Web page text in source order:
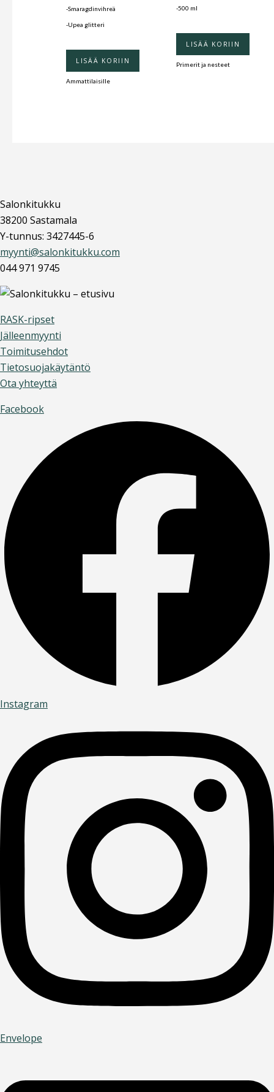
-Smaragdinvihreä
-Upea glitteri
LISÄÄ KORIIN
Ammattilaisille
-500 ml
LISÄÄ KORIIN
Primerit ja nesteet
Salonkitukku
38200 Sastamala
Y-tunnus: 3427445-6
myynti@salonkitukku.com
044 971 9745
RASK-ripset
Jälleenmyynti
Toimitusehdot
Tietosuojakäytäntö
Ota yhteyttä
Facebook
Instagram
Envelope